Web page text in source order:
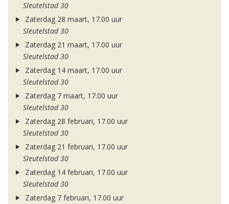
Sleutelstad 30
Zaterdag 28 maart, 17.00 uur
Sleutelstad 30
Zaterdag 21 maart, 17.00 uur
Sleutelstad 30
Zaterdag 14 maart, 17.00 uur
Sleutelstad 30
Zaterdag 7 maart, 17.00 uur
Sleutelstad 30
Zaterdag 28 februari, 17.00 uur
Sleutelstad 30
Zaterdag 21 februari, 17.00 uur
Sleutelstad 30
Zaterdag 14 februari, 17.00 uur
Sleutelstad 30
Zaterdag 7 februari, 17.00 uur